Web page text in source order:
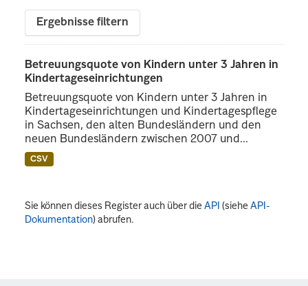
Ergebnisse filtern
Betreuungsquote von Kindern unter 3 Jahren in
Kindertageseinrichtungen
Betreuungsquote von Kindern unter 3 Jahren in
Kindertageseinrichtungen und Kindertagespflege
in Sachsen, den alten Bundesländern und den
neuen Bundesländern zwischen 2007 und...
CSV
Sie können dieses Register auch über dieAPI (sieheAPI-
Dokumentation) abrufen.